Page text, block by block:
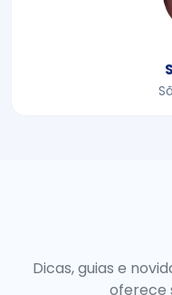
Dicas, guias e
oferece